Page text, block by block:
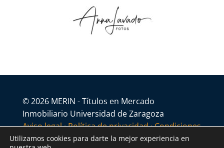
© 2026 MERIN - Títulos en Mercado
Inmobiliario Universidad de Zaragoza
Aviso legal·Política de privacidad·Condiciones
generales
Utilizamos cookies para darte la mejor experiencia en